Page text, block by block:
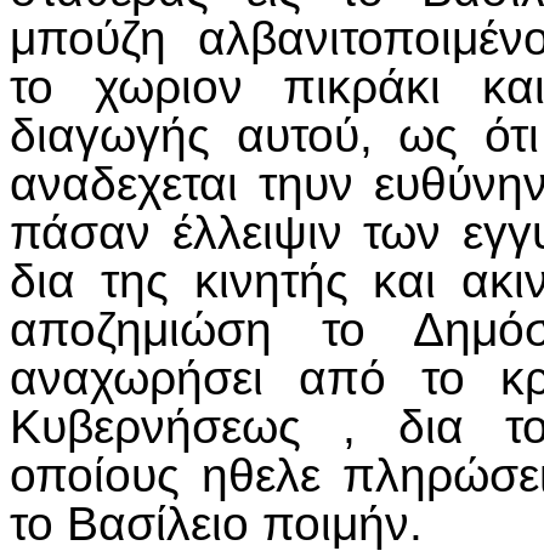
μπούζη
το χωριον πικράκι
διαγωγής αυτού, ως
αναδεχεται τηυν
πάσαν έλλειψιν των
δια της κινητής και
αποζημιώση το
αναχωρήσει από το
Κυβερνήσεως , δια
οποίους ηθελε
το Βασίλειο ποιμήν.